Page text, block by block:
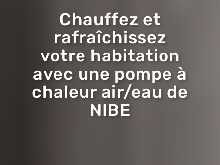
Chauffez et
rafraîchissez
votre habitation
avec une pompe à
chaleur air/eau de
NIBE